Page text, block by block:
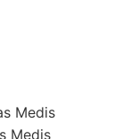
Medis
Medis